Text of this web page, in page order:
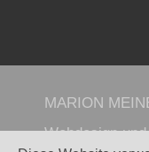
MARION
Webdesign